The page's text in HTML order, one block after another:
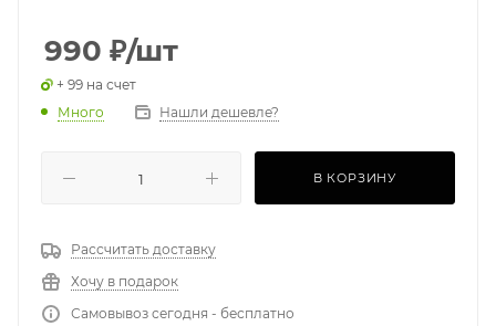
990 ₽/шт
+ 99 на счет
Много
Нашли дешевле?
В КОРЗИНУ
Рассчитать доставку
Хочу в подарок
Самовывоз сегодня - бесплатно